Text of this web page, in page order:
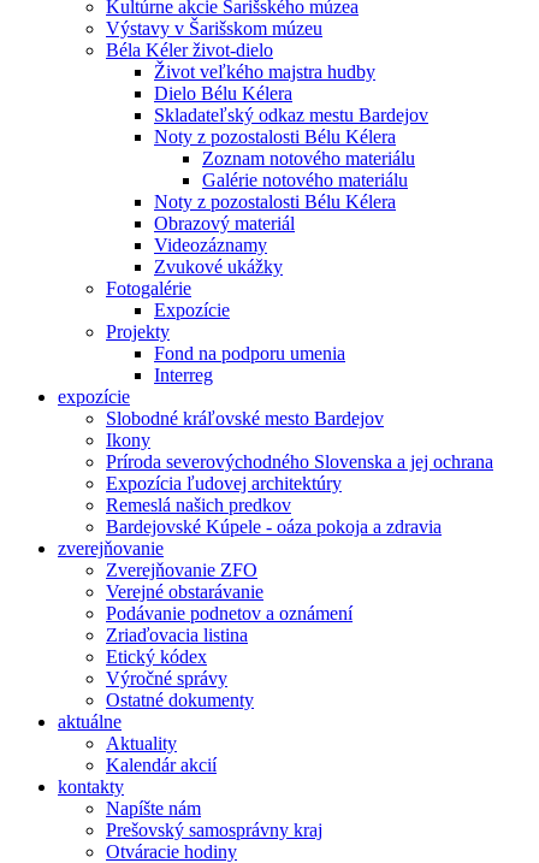
Kultúrne akcie Šarišského múzea
Výstavy v Šarišskom múzeu
Béla Kéler život-dielo
Život veľkého majstra hudby
Dielo Bélu Kélera
Skladateľský odkaz mestu Bardejov
Noty z pozostalosti Bélu Kélera
Zoznam notového materiálu
Galérie notového materiálu
Noty z pozostalosti Bélu Kélera
Obrazový materiál
Videozáznamy
Zvukové ukážky
Fotogalérie
Expozície
Projekty
Fond na podporu umenia
Interreg
expozície
Slobodné kráľovské mesto Bardejov
Ikony
Príroda severovýchodného Slovenska a jej ochrana
Expozícia ľudovej architektúry
Remeslá našich predkov
Bardejovské Kúpele - oáza pokoja a zdravia
zverejňovanie
Zverejňovanie ZFO
Verejné obstarávanie
Podávanie podnetov a oznámení
Zriaďovacia listina
Etický kódex
Výročné správy
Ostatné dokumenty
aktuálne
Aktuality
Kalendár akcií
kontakty
Napíšte nám
Prešovský samosprávny kraj
Otváracie hodiny